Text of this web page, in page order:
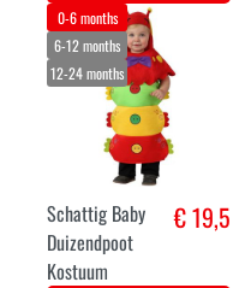
0-6 months
6-12 months
12-24 months
Schattig Baby
Duizendpoot
Kostuum
€ 19,5